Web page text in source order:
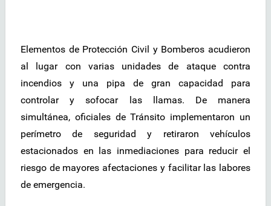
Elementos de Protección Civil y Bomberos acudieron
al lugar con varias unidades de ataque contra
incendios y una pipa de gran capacidad para
controlar y sofocar las llamas. De manera
simultánea, oficiales de Tránsito implementaron un
perímetro de seguridad y retiraron vehículos
estacionados en las inmediaciones para reducir el
riesgo de mayores afectaciones y facilitar las labores
de emergencia.